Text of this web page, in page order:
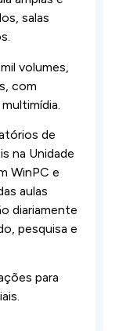
salas
volumes,
com
de
na Unidade
WinPC e
aulas
diariamente
pesquisa e
para